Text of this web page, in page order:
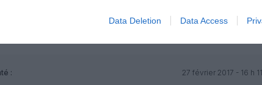
Data Deletion Data Access
Brexit , et ils ont raison . D’autres vont suivre .
:
27 février 2017 - 16 h